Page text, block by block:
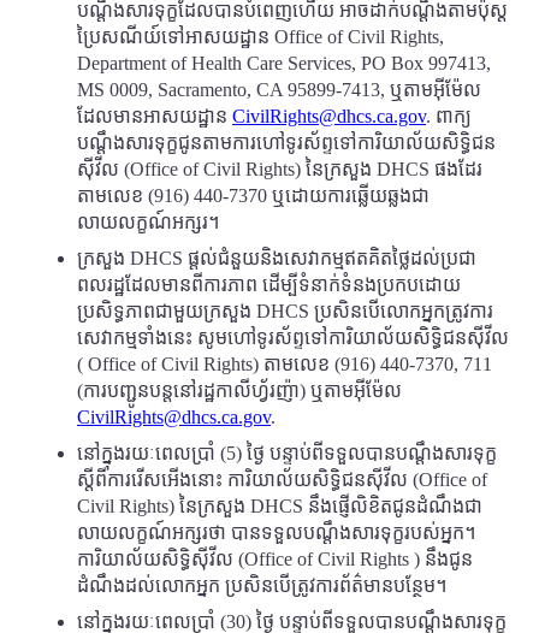
បណ្តឹងសារទុក្ខដែលបានបំពេញហើយ អាចដាក់បណ្តឹងតាមប៉ុស្ត
ប្រៃសណីយ៍ទៅអាសយដ្ឋាន Office of Civil Rights,
Department of Health Care Services, PO Box 997413,
MS 0009, Sacramento, CA 95899-7413, ឬតាមអ៊ីម៉ែល
ដែលមានអាសយដ្ឋាន CivilRights@dhcs.ca.gov. ពាក្យ
បណ្តឹងសារទុក្ខជូនតាមការហៅទូរស័ព្ទទៅការិយាល័យសិទិ្ធជន
ស៊ីវីល (Office of Civil Rights) នៃក្រសួង DHCS ផងដែរ
តាមលេខ (916) 440-7370 ឬដោយការឆ្លើយឆ្លងជា
លាយលក្ខណ៍អក្សរ។
ក្រសួង DHCS ផ្តល់ជំនួយនិងសេវាកម្មឥតគិតថ្លៃដល់ប្រជា
ពលរដ្ឋដែលមានពីការភាព ដើម្បីទំនាក់ទំនងប្រកបដោយ
ប្រសិទ្ធភាពជាមួយក្រសួង DHCS ប្រសិនបើលោកអ្នកត្រូវការ
សេវាកម្មទាំងនេះ សូមហៅទូរស័ព្ទទៅការិយាល័យសិទ្ធិជនស៊ីវីល
( Office of Civil Rights) តាមលេខ (916) 440-7370, 711
(ការបញ្ជូនបន្តនៅរដ្ឋកាលីហ្វ័រញ៉ា) ឬតាមអ៊ីម៉ែល
CivilRights@dhcs.ca.gov.
នៅក្នុងរយៈពេលប្រាំ (5) ថ្ងៃ បន្ទាប់ពីទទួលបានបណ្តឹងសារទុក្ខ
ស្តីពីការរើសអើងនោះ ការិយាល័យសិទ្ធិជនស៊ីវីល (Office of
Civil Rights) នៃក្រសួង DHCS នឹងផ្ញើលិខិតជូនដំណឹងជា
លាយលក្ខណ៍អក្សរថា បានទទួលបណ្តឹងសារទុក្ខរបស់អ្នក។
ការិយាល័យសិទ្ធិស៊ីវីល (Office of Civil Rights ) នឹងជូន
ដំណឹងដល់លោកអ្នក ប្រសិនបើត្រូវការព័ត៌មានបន្ថែម។
នៅក្នុងរយៈពេលប្រាំ (30) ថ្ងៃ បន្ទាប់ពីទទួលបានបណ្តឹងសារទុក្ខ